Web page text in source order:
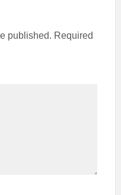
published. Required